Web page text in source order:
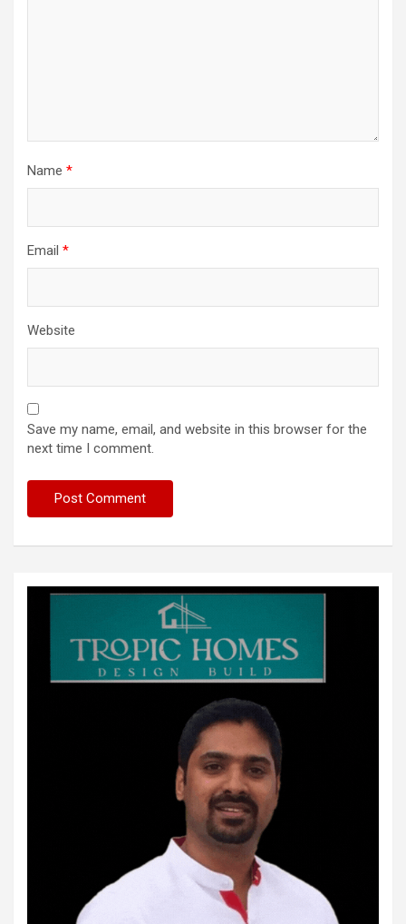
Name *
Email *
Website
Save my name, email, and website in this browser for the
next time I comment.